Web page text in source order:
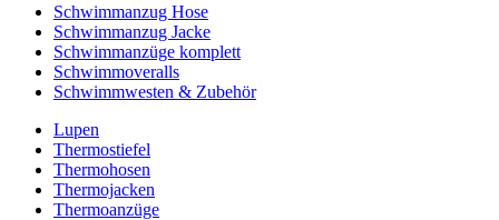
Schwimmanzug Hose
Schwimmanzug Jacke
Schwimmanzüge komplett
Schwimmoveralls
Schwimmwesten & Zubehör
Lupen
Thermostiefel
Thermohosen
Thermojacken
Thermoanzüge